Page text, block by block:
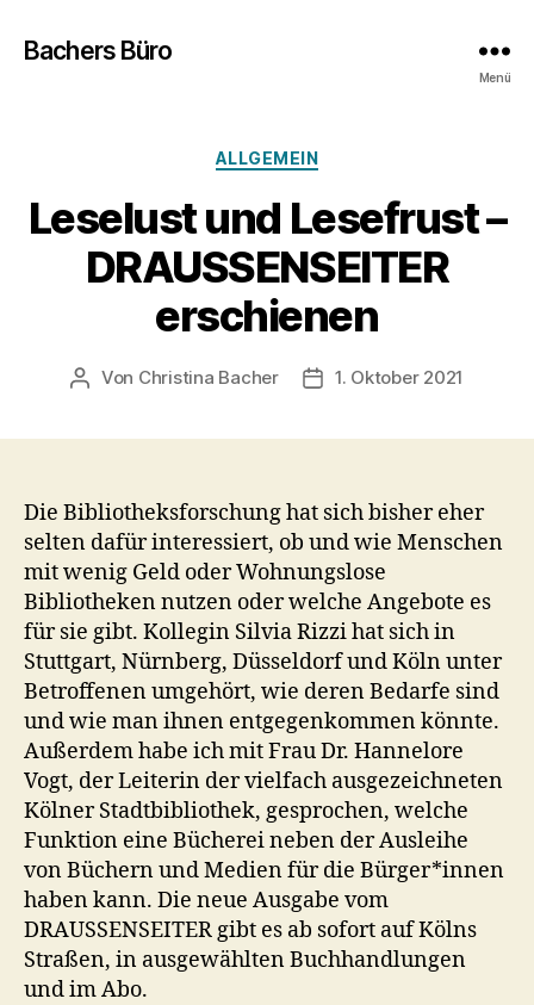
Bachers Büro
Menü
Kategorien
ALLGEMEIN
Leselust und Lesefrust –
DRAUSSENSEITER
erschienen
Beitragsautor
Von Christina Bacher Veröffentlichungsdatum
1. Oktober 2021
Die Bibliotheksforschung hat sich bisher eher
selten dafür interessiert, ob und wie Menschen
mit wenig Geld oder Wohnungslose
Bibliotheken nutzen oder welche Angebote es
für sie gibt. Kollegin Silvia Rizzi hat sich in
Stuttgart, Nürnberg, Düsseldorf und Köln unter
Betroffenen umgehört, wie deren Bedarfe sind
und wie man ihnen entgegenkommen könnte.
Außerdem habe ich mit Frau Dr. Hannelore
Vogt, der Leiterin der vielfach ausgezeichneten
Kölner Stadtbibliothek, gesprochen, welche
Funktion eine Bücherei neben der Ausleihe
von Büchern und Medien für die Bürger*innen
haben kann. Die neue Ausgabe vom
DRAUSSENSEITER gibt es ab sofort auf Kölns
Straßen, in ausgewählten Buchhandlungen
und im Abo.